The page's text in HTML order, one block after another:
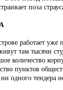
поза
работает уже
там тысячи
количество
пунктов
одного тендера